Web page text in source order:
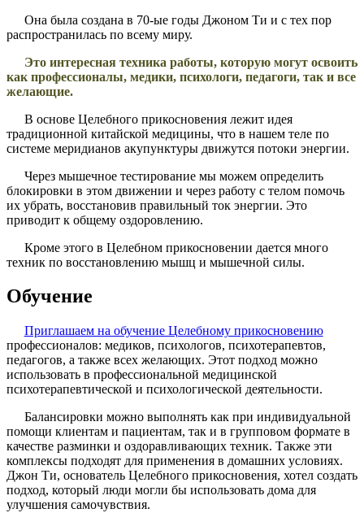
Она была создана в 70-ые годы Джоном Ти и с тех пор
распространилась по всему миру.
Это интересная техника работы, которую могут освоить
как профессионалы, медики, психологи, педагоги, так и все
желающие.
В основе Целебного прикосновения лежит идея
традиционной китайской медицины, что в нашем теле по
системе меридианов акупунктуры движутся потоки энергии.
Через мышечное тестирование мы можем определить
блокировки в этом движении и через работу с телом помочь
их убрать, восстановив правильный ток энергии. Это
приводит к общему оздоровлению.
Кроме этого в Целебном прикосновении дается много
техник по восстановлению мышц и мышечной силы.
Обучение
Приглашаем на обучение Целебному прикосновению
профессионалов: медиков, психологов, психотерапевтов,
педагогов, а также всех желающих. Этот подход можно
использовать в профессиональной медицинской
психотерапевтической и психологической деятельности.
Балансировки можно выполнять как при индивидуальной
помощи клиентам и пациентам, так и в групповом формате в
качестве разминки и оздоравливающих техник. Также эти
комплексы подходят для применения в домашних условиях.
Джон Ти, основатель Целебного прикосновения, хотел создать
подход, который люди могли бы использовать дома для
улучшения самочувствия.